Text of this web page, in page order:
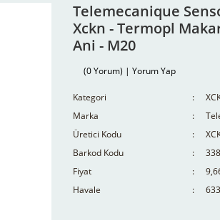
Telemecanique
Xckn - Termopl
Ani - M20
(0 Yorum) | Yorum Yap
Kategori
Marka
Üretici Kodu
Barkod Kodu
Fiyat
Havale